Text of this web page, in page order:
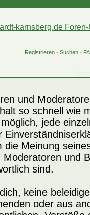
Registrieren• Suchen•
und
so schnell wie
jede
die Meinung
und
sind.
keine
oder aus